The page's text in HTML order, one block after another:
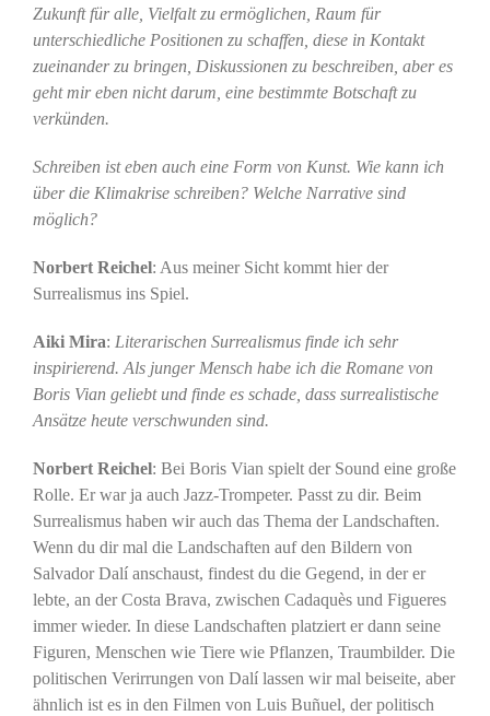
Zukunft für alle, Vielfalt zu ermöglichen, Raum für
unterschiedliche Positionen zu schaffen, diese in Kontakt
zueinander zu bringen, Diskussionen zu beschreiben, aber es
geht mir eben nicht darum, eine bestimmte Botschaft zu
verkünden.
Schreiben ist eben auch eine Form von Kunst. Wie kann ich
über die Klimakrise schreiben? Welche Narrative sind
möglich?
Norbert Reichel: Aus meiner Sicht kommt hier der
Surrealismus ins Spiel.
Aiki Mira: Literarischen Surrealismus finde ich sehr
inspirierend. Als junger Mensch habe ich die Romane von
Boris Vian geliebt und finde es schade, dass surrealistische
Ansätze heute verschwunden sind.
Norbert Reichel: Bei Boris Vian spielt der Sound eine große
Rolle. Er war ja auch Jazz-Trompeter. Passt zu dir. Beim
Surrealismus haben wir auch das Thema der Landschaften.
Wenn du dir mal die Landschaften auf den Bildern von
Salvador Dalí anschaust, findest du die Gegend, in der er
lebte, an der Costa Brava, zwischen Cadaquès und Figueres
immer wieder. In diese Landschaften platziert er dann seine
Figuren, Menschen wie Tiere wie Pflanzen, Traumbilder. Die
politischen Verirrungen von Dalí lassen wir mal beiseite, aber
ähnlich ist es in den Filmen von Luis Buñuel, der politisch